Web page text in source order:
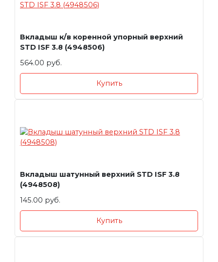
Вкладыш к/в коренной упорный верхний
STD ISF 3.8 (4948506)
564.00 руб.
Купить
Вкладыш шатунный верхний STD ISF 3.8
(4948508)
145.00 руб.
Купить